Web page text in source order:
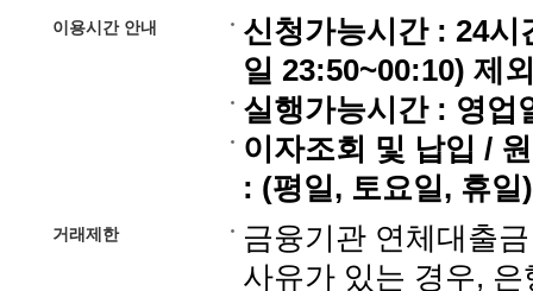
이용시간 안내
신청가능시간 : 24시
일 23:50~00:10) 제
실행가능시간 : 영업
이자조회 및 납입 /
: (평일, 토요일, 휴일
거래제한
금융기관 연체대출
사유가 있는 경우,